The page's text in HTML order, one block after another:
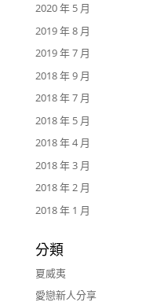
2020 年 5 月
2019 年 8 月
2019 年 7 月
2018 年 9 月
2018 年 7 月
2018 年 5 月
2018 年 4 月
2018 年 3 月
2018 年 2 月
2018 年 1 月
分類
夏威夷
愛戀新人分享